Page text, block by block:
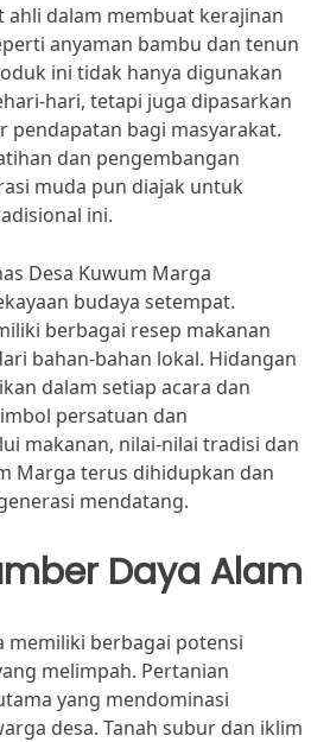
ahli dalam membuat kerajinan
anyaman bambu dan tenun
ini tidak hanya digunakan
hari, tetapi juga dipasarkan
pendapatan bagi masyarakat.
dan pengembangan
muda pun diajak untuk
ini.
Desa Kuwum Marga
budaya setempat.
berbagai resep makanan
bahan-bahan lokal. Hidangan
dalam setiap acara dan
persatuan dan
makanan, nilai-nilai tradisi dan
Marga terus dihidupkan dan
mendatang.
Daya Alam
memiliki berbagai potensi
melimpah. Pertanian
yang mendominasi
desa. Tanah subur dan iklim